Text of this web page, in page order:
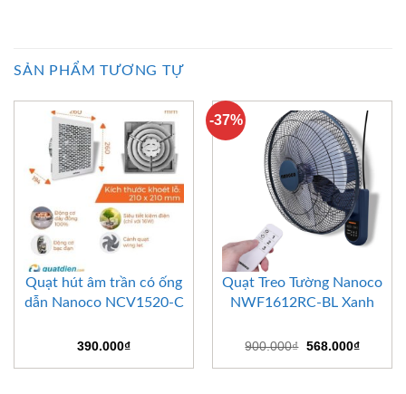
SẢN PHẨM TƯƠNG TỰ
Quạt hút âm trần có ống
dẫn Nanoco NCV1520-C
390.000₫
-37%
Quạt Treo Tường Nanoco
NWF1612RC-BL Xanh
900.000₫ Giá
là:
568.000₫Giá
tại